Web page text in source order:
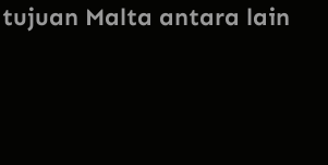
tujuan Malta antara lain